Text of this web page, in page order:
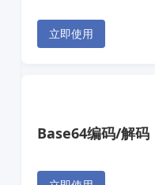
立即使用
Base64编码/解码